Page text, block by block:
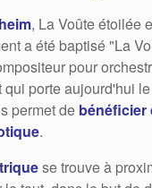
, La Voûte étoilée
a été baptisé "La
pour
porte aujourd'hui
permet de bénéficier
.
se trouve à